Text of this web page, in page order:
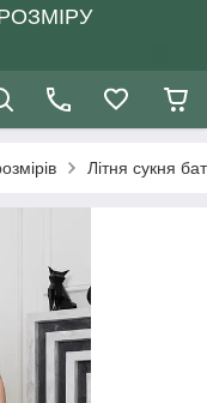
Літня сукня